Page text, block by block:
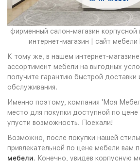
фирменный салон-магазин корпусной
интернет-магазин | сайт мебели
К тому же, в нашем интернет-
ассортимент мебели на выгодных
получите гарантию быстрой доставки
обслуживания.
Именно поэтому, компания 'Моя
место для покупки доступной по
упусти возможность. Поехали!
Возможно, после покупки нашей
привлекательной по цене мебели вам
мебели. Конечно, увидев корпусную